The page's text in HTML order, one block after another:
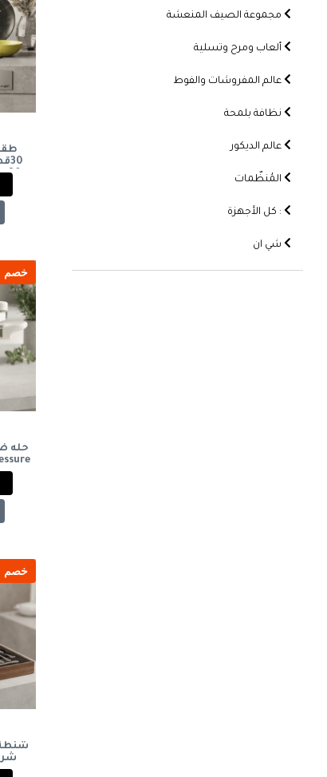
مجموعة الصيف المنعشة
ألعاب ومرح وتسلية
عالم المفروشات والفوط
نظافة بلمحة
عالم الديكور
المُنظّمات
: كل الأجهزة
شي ان
30
خصم
خصم